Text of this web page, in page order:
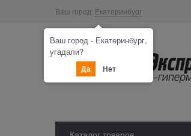
Ваш город: Екатеринбург
Ваш город - Екатеринбург,
угадали?
Да Нет